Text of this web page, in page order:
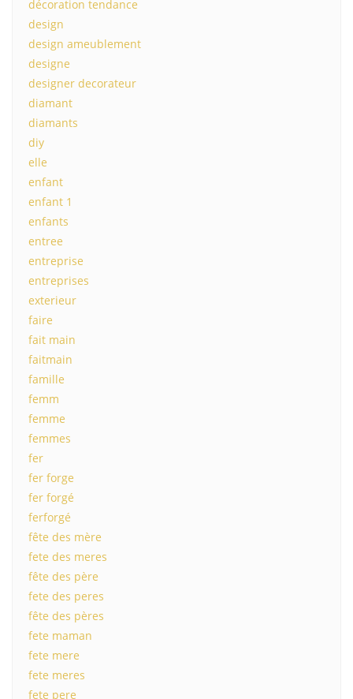
décoration tendance
design
design ameublement
designe
designer decorateur
diamant
diamants
diy
elle
enfant
enfant 1
enfants
entree
entreprise
entreprises
exterieur
faire
fait main
faitmain
famille
femm
femme
femmes
fer
fer forge
fer forgé
ferforgé
fête des mère
fete des meres
fête des père
fete des peres
fête des pères
fete maman
fete mere
fete meres
fete pere